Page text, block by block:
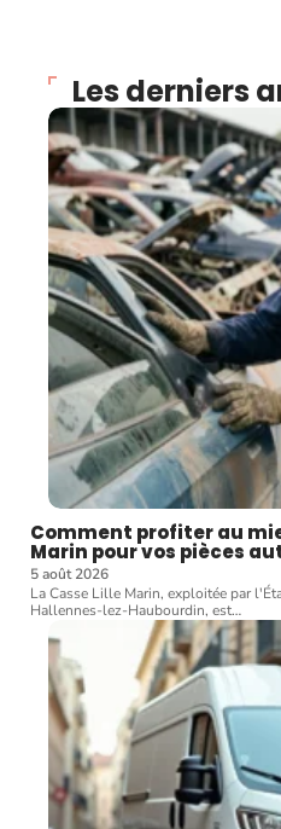
Les derniers
Comment profiter au
Marin pour vos pièces
5 août 2026
La Casse Lille Marin, exploitée par
Hallennes-lez-Haubourdin, est…